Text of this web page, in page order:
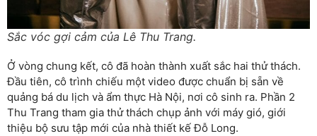
Sắc vóc gợi cảm của Lê Thu Trang.
Ở vòng chung kết, cô đã hoàn thành xuất sắc hai thử thách.
Đầu tiên, cô trình chiếu một video được chuẩn bị sẵn về
quảng bá du lịch và ẩm thực Hà Nội, nơi cô sinh ra. Phần 2
Thu Trang tham gia thử thách chụp ảnh với máy gió, giới
thiệu bộ sưu tập mới của nhà thiết kế Đỗ Long.